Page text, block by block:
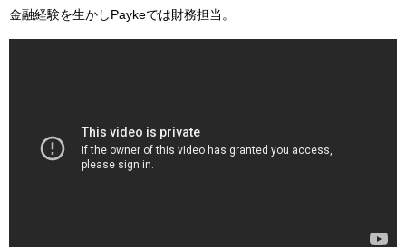
金融経験を生かしPaykeでは財務担当。